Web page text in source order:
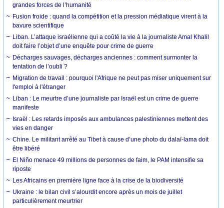
grandes forces de l’humanité
Fusion froide : quand la compétition et la pression médiatique virent à la
bavure scientifique
Liban. L’attaque israélienne qui a coûté la vie à la journaliste Amal Khalil
doit faire l’objet d’une enquête pour crime de guerre
Décharges sauvages, décharges anciennes : comment surmonter la
tentation de l’oubli ?
Migration de travail : pourquoi l'Afrique ne peut pas miser uniquement sur
l'emploi à l'étranger
Liban : Le meurtre d’une journaliste par Israël est un crime de guerre
manifeste
Israël : Les retards imposés aux ambulances palestiniennes mettent des
vies en danger
Chine. Le militant arrêté au Tibet à cause d’une photo du dalaï-lama doit
être libéré
El Niño menace 49 millions de personnes de faim, le PAM intensifie sa
riposte
Les Africains en première ligne face à la crise de la biodiversité
Ukraine : le bilan civil s’alourdit encore après un mois de juillet
particulièrement meurtrier